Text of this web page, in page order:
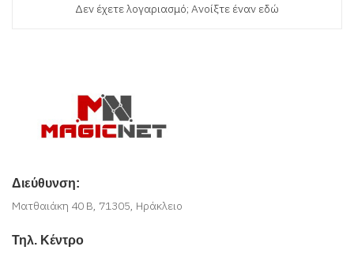
Δεν έχετε λογαριασμό; Ανοίξτε έναν εδώ
Διεύθυνση:
Ματθαιάκη 40 Β, 71305, Ηράκλειο
Τηλ. Κέντρο